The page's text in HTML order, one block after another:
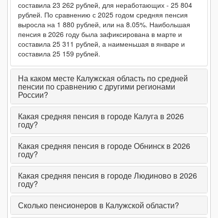
январь 2024
17 085₽ ↑ (+1.03% | +175₽) 21 735₽
2023 (среднее)
15 971₽↑ (+12.83% | +1 816₽) 20 358₽
декабрь 2023
16 910₽↑ (+0.94% | +158₽)
ноябрь 2023
16 752₽↑ (+1.69% | +279₽) 20 346₽↓ (-
октябрь 2023
16 473₽↑ (+0.95% | +155₽) 20 360₽
сентябрь 2023
16 318₽↑ (+0.62% | +100₽) 20 367₽↓ (-
август 2023
июль 2023
15 911₽↑ (+0.49% | +78₽) 20 357₽
июнь 2023
15 833₽↑ (+0.29% | +46₽) 20 363₽↓ (-
май 2023
15 787₽↑ (+1.64% | +254₽) 20 369₽↓ (-
апрель 2023
15 533₽↑ (+0.23% | +36₽) 20 376₽↑
март 2023
15 497₽↑ (+1.51% | +231₽) 20 345₽↑
составила 23 262 рублей, для неработающих - 25 804
рублей. По сравнению с 2025 годом средняя пенсия
выросла на 1 880 рублей, или на 8.05%. Наибольшая
пенсия в 2026 году была зафиксирована в марте и
составила 25 311 рублей, а наименьшая в январе и
составила 25 159 рублей.
На каком месте Калужская область по средней
пенсии по сравнению с другими регионами
России?
Какая средняя пенсия в городе Калуга в 2026
году?
Какая средняя пенсия в городе Обнинск в 2026
году?
Какая средняя пенсия в городе Людиново в 2026
году?
Сколько пенсионеров в Калужской области?